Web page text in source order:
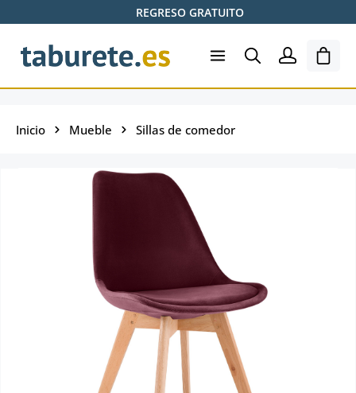
Saltar al contenido principalREGRESO GRATUITO
El
Inicio Mueble Sillas de comedor